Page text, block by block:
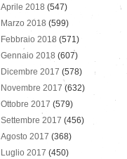
Aprile 2018 (547)
Marzo 2018 (599)
Febbraio 2018 (571)
Gennaio 2018 (607)
Dicembre 2017 (578)
Novembre 2017 (632)
Ottobre 2017 (579)
Settembre 2017 (456)
Agosto 2017 (368)
Luglio 2017 (450)